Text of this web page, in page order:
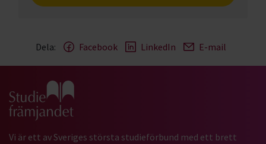
Dela: Facebook LinkedIn E-mail
Gå till studiefrämjandets startsida
Vi är ett av Sveriges största studieförbund med ett brett